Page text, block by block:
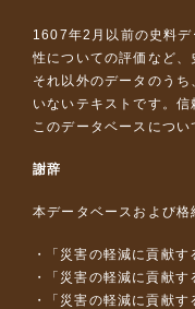
1607年2月以前の史料デ
性についての評価など
それ以外のデータのう
いないテキストです。
このデータベースについ
謝辞
本データベースおよび
「災害の軽減に貢献
「災害の軽減に貢献
「災害の軽減に貢献